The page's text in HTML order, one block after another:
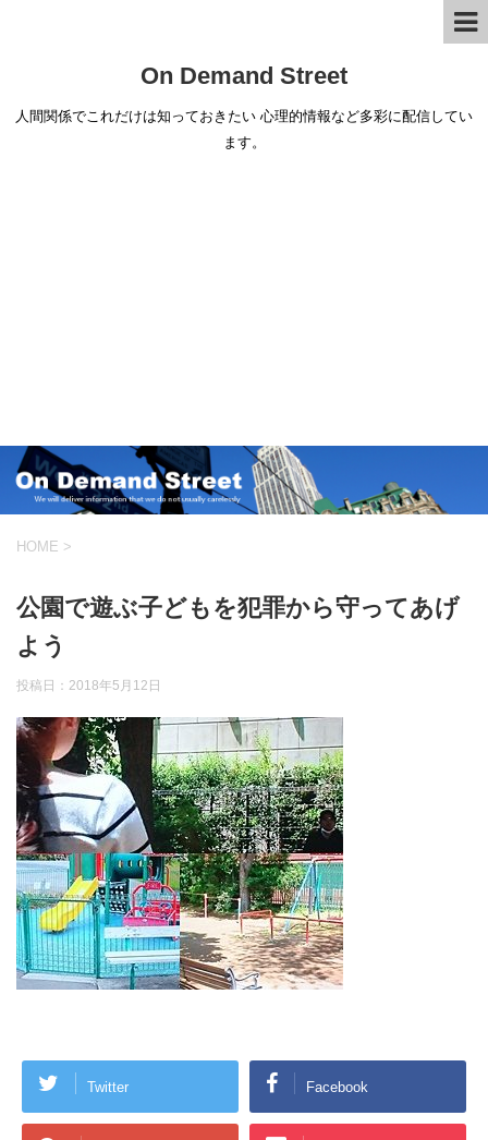
On Demand Street
人間関係でこれだけは知っておきたい 心理的情報など多彩に配信してい
ます。
HOME >
公園で遊ぶ子どもを犯罪から守ってあげ
よう
投稿日： 2018年5月12日
Twitter Facebook